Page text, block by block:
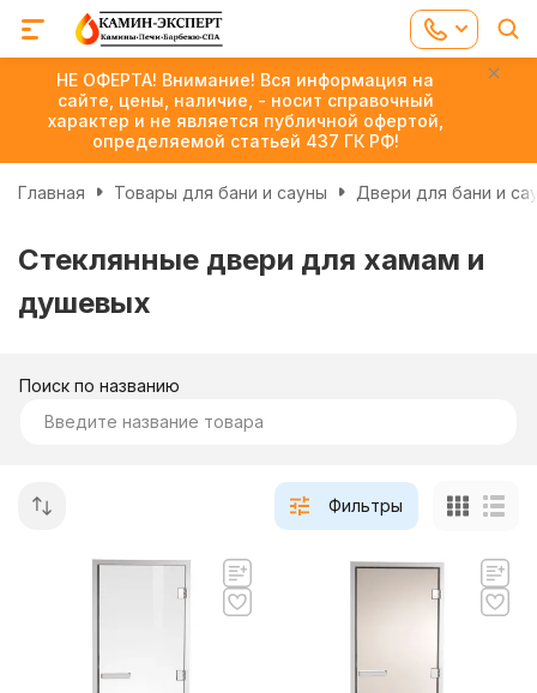
НЕ ОФЕРТА! Внимание! Вся информация на
сайте, цены, наличие, - носит справочный
характер и не является публичной офертой,
определяемой статьей 437 ГК РФ!
Главная Товары для бани и сауны Двери для бани и
Стеклянные двери для хамам и
душевых
Поиск по названию
Фильтры